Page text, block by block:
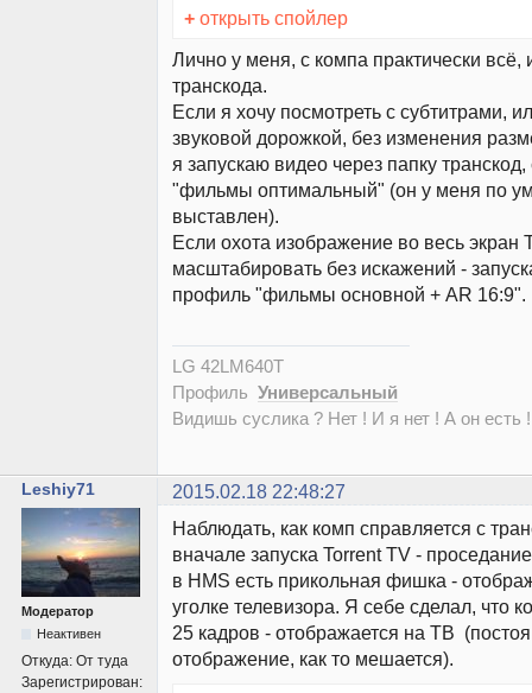
+ открыть спойлер
Лично у меня, с компа практически всё,
транскода.
Если я хочу посмотреть с субтитрами,
звуковой дорожкой, без изменения
я запускаю видео через папку
"фильмы оптимальный" (он у меня по
выставлен).
Если охота изображение во весь экран
масштабировать без искажений -
профиль "фильмы основной + AR 16:9".
LG 42LM640T
Профиль Универсальный
Видишь суслика ? Нет ! И я нет ! А он есть
Leshiy71 2015.02.18 22:48:27
Модератор
Неактивен
Откуда: От туда
Зарегистрирован:
Наблюдать, как комп справляется с
вначале запуска Torrent TV -
в HMS есть прикольная фишка -
уголке телевизора. Я себе сделал, что
25 кадров - отображается на ТВ
отображение, как то мешается).